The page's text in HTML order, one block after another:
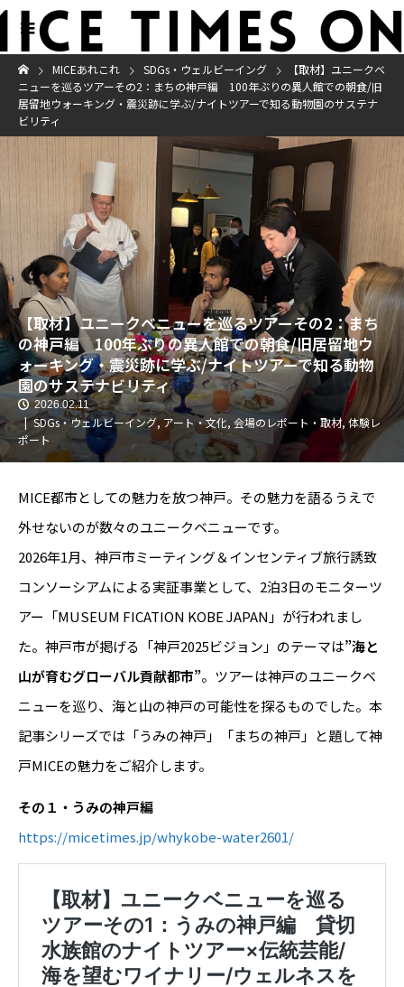
MICEあれこれ SDGs・ウェルビーイング
【取材】ユニークベ
ニューを巡るツアーその2：まちの神戸編 100年ぶりの異人館での朝食/旧
居留地ウォーキング・震災跡に学ぶ/ナイトツアーで知る動物園のサステナ
ビリティ
【取材】ユニークベニューを巡るツアーその2：まち
の神戸編 100年ぶりの異人館での朝食/旧居留地ウ
ォーキング・震災跡に学ぶ/ナイトツアーで知る動物
園のサステナビリティ
2026.02.11
SDGs・ウェルビーイング,アート・文化, 会場のレポート・取材,体験レ
ポート
MICE都市としての魅力を放つ神戸。その魅力を語るうえで
外せないのが数々のユニークベニューです。
2026年1月、神戸市ミーティング＆インセンティブ旅行誘致
コンソーシアムによる実証事業として、2泊3日のモニターツ
アー「MUSEUM FICATION KOBE JAPAN」が行われまし
た。神戸市が掲げる「神戸2025ビジョン」のテーマは”海と
山が育むグローバル貢献都市”。ツアーは神戸のユニークベ
ニューを巡り、海と山の神戸の可能性を探るものでした。本
記事シリーズでは「うみの神戸」「まちの神戸」と題して神
戸MICEの魅力をご紹介します。
その１・うみの神戸編
https://micetimes.jp/whykobe-water2601/